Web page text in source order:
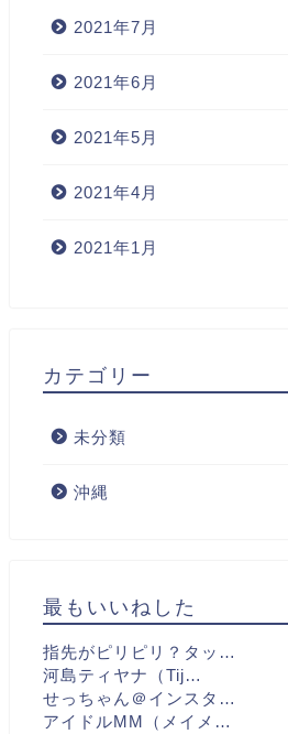
2021年7月
2021年6月
2021年5月
2021年4月
2021年1月
カテゴリー
未分類
沖縄
最もいいねした
指先がピリピリ？タッ…
河島ティヤナ（Tij…
せっちゃん＠インスタ…
アイドルMM（メイメ…